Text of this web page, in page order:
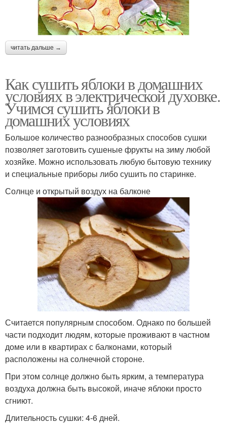
читать дальше →
Как сушить яблоки в домашних
условиях в электрической духовке.
Учимся сушить яблоки в
домашних условиях
Большое количество разнообразных способов сушки
позволяет заготовить сушеные фрукты на зиму любой
хозяйке. Можно использовать любую бытовую технику
и специальные приборы либо сушить по старинке.
Солнце и открытый воздух на балконе
Считается популярным способом. Однако по большей
части подходит людям, которые проживают в частном
доме или в квартирах с балконами, который
расположены на солнечной стороне.
При этом солнце должно быть ярким, а температура
воздуха должна быть высокой, иначе яблоки просто
сгниют.
Длительность сушки: 4-6 дней.